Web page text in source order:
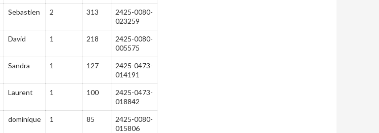
Sebastien 2 313
2425-0080-
023259
David 1 218
2425-0080-
005575
Sandra 1 127
2425-0473-
014191
Laurent 1 100
2425-0473-
018842
dominique 1 85
2425-0080-
015806